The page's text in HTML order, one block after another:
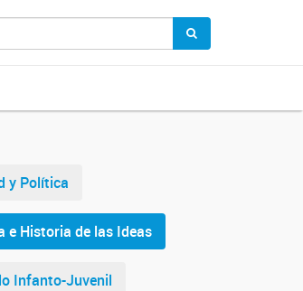
y Política
e Historia de las Ideas
Infanto-Juvenil